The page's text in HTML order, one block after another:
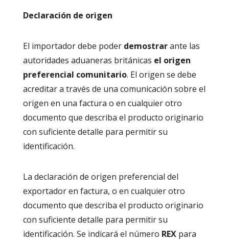
Declaración de origen
El importador debe poder demostrarante las
autoridades aduaneras británicas el origen
preferencial comunitario. El origen se debe
acreditar a través de una comunicación sobre el
origen en una factura o en cualquier otro
documento que describa el producto originario
con suficiente detalle para permitir su
identificación.
La declaración de origen preferencial del
exportador en factura, o en cualquier otro
documento que describa el producto originario
con suficiente detalle para permitir su
identificación. Se indicará el número REXpara